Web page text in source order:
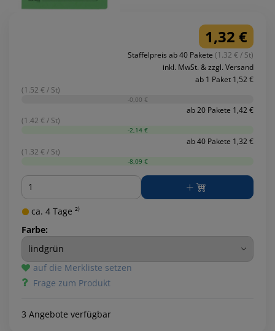
1,32 €
Staffelpreis ab 40 Pakete (1.32 € / St)
inkl. MwSt. & zzgl. Versand
ab 1 Paket 1,52 €
(1.52 € / St)
-0,00 €
ab 20 Pakete 1,42 €
(1.42 € / St)
-2,14 €
ab 40 Pakete 1,32 €
(1.32 € / St)
-8,09 €
Menge
ca. 4 Tage ²⁾
Farbe:
auf die Merkliste setzen
Frage zum Produkt
3 Angebote verfügbar